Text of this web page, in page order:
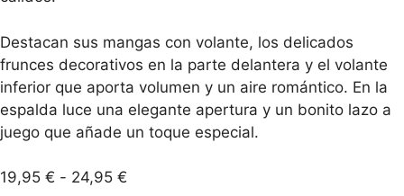
Destacan sus mangas con volante, los delicados
frunces decorativos en la parte delantera y el volante
inferior que aporta volumen y un aire romántico. En la
espalda luce una elegante apertura y un bonito lazo a
juego que añade un toque especial.
19,95 € - 24,95 €